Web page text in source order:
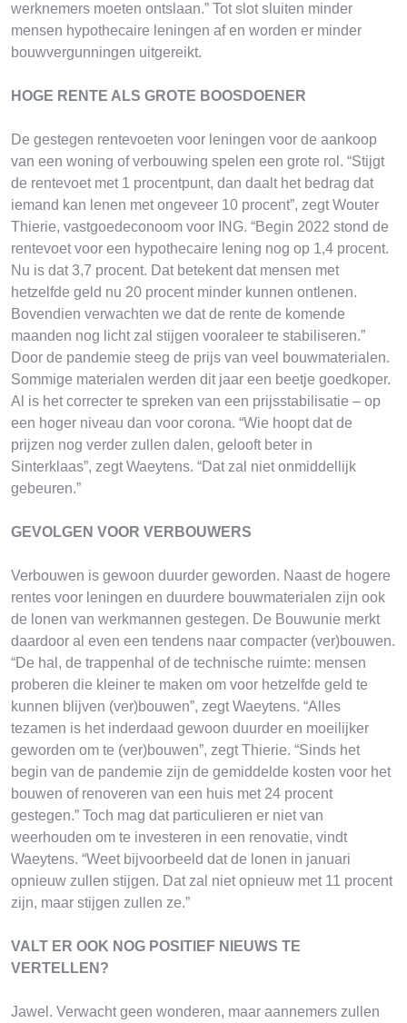
werknemers moeten ontslaan.” Tot slot sluiten minder
mensen hypothecaire leningen af en worden er minder
bouwvergunningen uitgereikt.
HOGE RENTE ALS GROTE BOOSDOENER
De gestegen rentevoeten voor leningen voor de aankoop
van een woning of verbouwing spelen een grote rol. “Stijgt
de rentevoet met 1 procentpunt, dan daalt het bedrag dat
iemand kan lenen met ongeveer 10 procent”, zegt Wouter
Thierie, vastgoedeconoom voor ING. “Begin 2022 stond de
rentevoet voor een hypothecaire lening nog op 1,4 procent.
Nu is dat 3,7 procent. Dat betekent dat mensen met
hetzelfde geld nu 20 procent minder kunnen ontlenen.
Bovendien verwachten we dat de rente de komende
maanden nog licht zal stijgen vooraleer te stabiliseren.”
Door de pandemie steeg de prijs van veel bouwmaterialen.
Sommige materialen werden dit jaar een beetje goedkoper.
Al is het correcter te spreken van een prijsstabilisatie – op
een hoger niveau dan voor corona. “Wie hoopt dat de
prijzen nog verder zullen dalen, gelooft beter in
Sinterklaas”, zegt Waeytens. “Dat zal niet onmiddellijk
gebeuren.”
GEVOLGEN VOOR VERBOUWERS
Verbouwen is gewoon duurder geworden. Naast de hogere
rentes voor leningen en duurdere bouwmaterialen zijn ook
de lonen van werkmannen gestegen. De Bouwunie merkt
daardoor al even een tendens naar compacter (ver)bouwen.
“De hal, de trappenhal of de technische ruimte: mensen
proberen die kleiner te maken om voor hetzelfde geld te
kunnen blijven (ver)bouwen”, zegt Waeytens. “Alles
tezamen is het inderdaad gewoon duurder en moeilijker
geworden om te (ver)bouwen”, zegt Thierie. “Sinds het
begin van de pandemie zijn de gemiddelde kosten voor het
bouwen of renoveren van een huis met 24 procent
gestegen.” Toch mag dat particulieren er niet van
weerhouden om te investeren in een renovatie, vindt
Waeytens. “Weet bijvoorbeeld dat de lonen in januari
opnieuw zullen stijgen. Dat zal niet opnieuw met 11 procent
zijn, maar stijgen zullen ze.”
VALT ER OOK NOG POSITIEF NIEUWS TE
VERTELLEN?
Jawel. Verwacht geen wonderen, maar aannemers zullen